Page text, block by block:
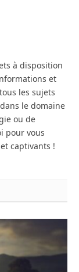
à disposition
et
les sujets
le domaine
ou de
pour vous
captivants !